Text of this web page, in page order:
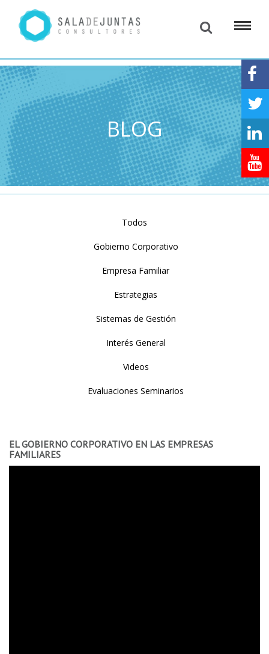
BLOG
Todos
Gobierno Corporativo
Empresa Familiar
Estrategias
Sistemas de Gestión
Interés General
Videos
Evaluaciones Seminarios
EL GOBIERNO CORPORATIVO EN LAS EMPRESAS
FAMILIARES